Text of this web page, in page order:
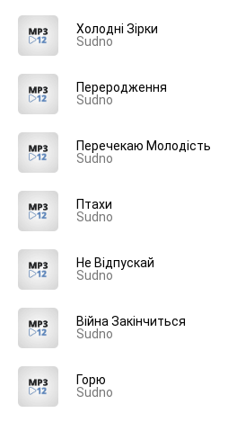
Холодні Зірки
Sudno
Переродження
Sudno
Перечекаю Молодість
Sudno
Птахи
Sudno
Не Відпускай
Sudno
Війна Закінчиться
Sudno
Горю
Sudno